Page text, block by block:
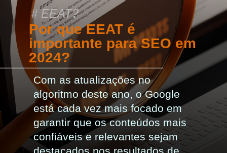
Por que EEAT é
importante para SEO em
2024?
# EEAT?
Com as atualizações no
algoritmo deste ano, o Google
está cada vez mais focado em
garantir que os conteúdos mais
confiáveis e relevantes sejam
destacados nos resultados de